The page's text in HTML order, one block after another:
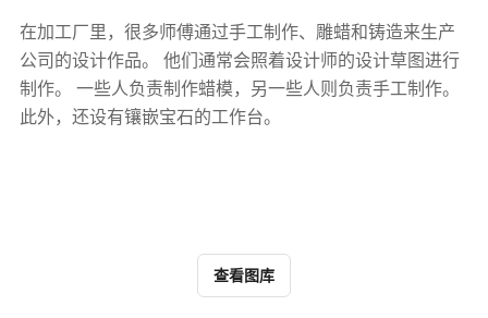
在加工厂里，很多师傅通过手工制作、雕蜡和铸造来生产
公司的设计作品。 他们通常会照着设计师的设计草图进行
制作。 一些人负责制作蜡模，另一些人则负责手工制作。
此外，还设有镶嵌宝石的工作台。
查看图库